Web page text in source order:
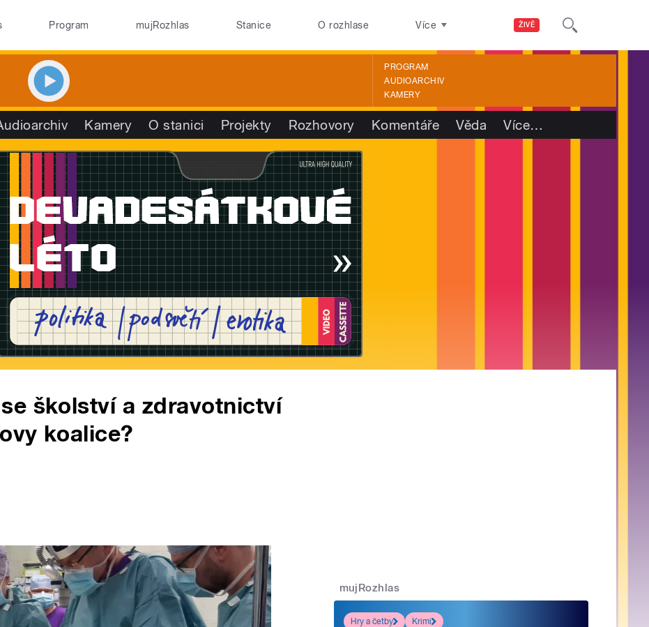
ŽIVĚ
Program mujRozhlas Stanice O rozhlase Více
PROGRAM
AUDIOARCHIV
KAMERY
Kamery O stanici Projekty Rozhovory Komentáře Věda Více…
školství a zdravotnictví
koalice?
mujRozhlas
Hry a četby
Krimi